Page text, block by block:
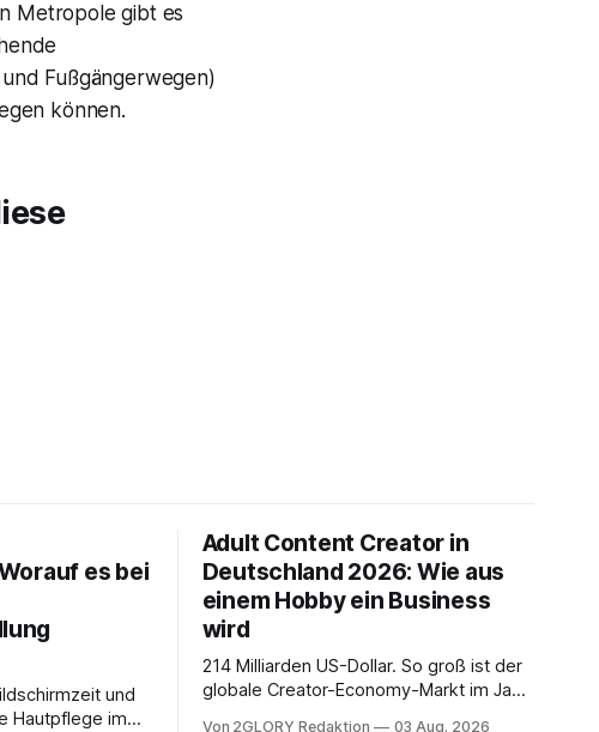
Metropole gibt es
Fußgängerwegen)
können.
es bei
und
Hautpflege im
Adult Content Creator in
Deutschland 2026: Wie aus
einem Hobby ein Business
wird
214 Milliarden US-Dollar. So groß ist der
globale Creator-Economy-Markt im Jahr
Von 2GLORY Redaktion 03 Aug. 2026